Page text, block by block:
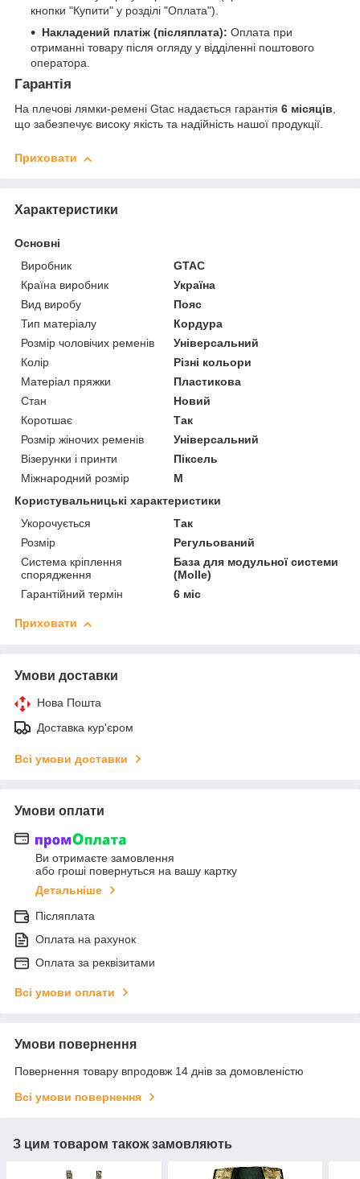
кнопки "Купити" у розділі "Оплата").
Накладений платіж (післяплата): Оплата при
отриманні товару після огляду у відділенні поштового
оператора.
Гарантія
На плечові лямки-ремені Gtac надається гарантія 6 місяців,
що забезпечує високу якість та надійність нашої продукції.
Приховати
Характеристики
Основні
Виробник
GTAC
Країна виробник
Україна
Вид виробу
Пояс
Тип матеріалу
Кордура
Розмір чоловічих ременів
Універсальний
Колір
Різні кольори
Матеріал пряжки
Пластикова
Стан
Новий
Коротшає
Так
Розмір жіночих ременів
Універсальний
Візерунки і принти
Піксель
Міжнародний розмір
M
Користувальницькі характеристики
Укорочується
Так
Розмір
Регульований
Система кріплення
спорядження
База для модульної системи
(Molle)
Гарантійний термін
6 міс
Приховати
Умови доставки
Нова Пошта
Доставка кур'єром
Всі умови доставки
Умови оплати
Ви отримаєте замовлення
або гроші повернуться на вашу картку
Детальніше
Післяплата
Оплата на рахунок
Оплата за реквізитами
Всі умови оплати
Умови повернення
Повернення товару впродовж 14 днів за домовленістю
Всі умови повернення
З цим товаром також замовляють